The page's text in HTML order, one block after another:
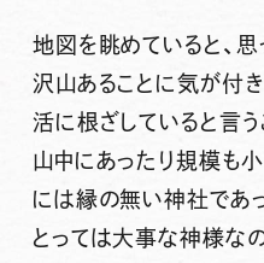
地図を眺めていると、
沢山あることに気が付
活に根ざしていると言
山中にあったり規模も小
には縁の無い神社であ
とっては大事な神様な